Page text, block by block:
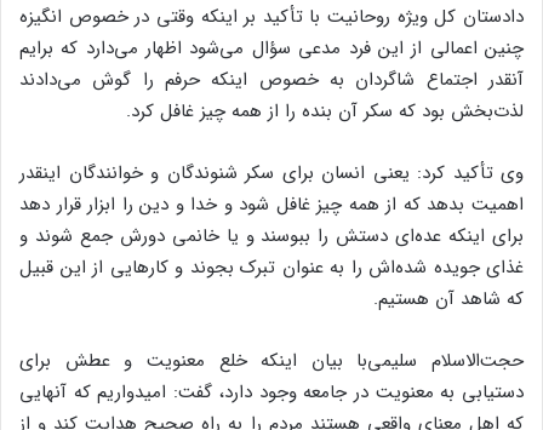
دادستان کل ویژه روحانیت با تأکید بر اینکه وقتی در خصوص انگیزه
چنین اعمالی از این فرد مدعی سؤال می‌شود اظهار می‌دارد که برایم
آنقدر اجتماع شاگردان به خصوص اینکه حرفم را گوش می‌دادند
لذت‌بخش بود که سکر آن بنده را از همه چیز غافل کرد.
وی تأکید کرد: یعنی انسان برای سکر شنوندگان و خوانندگان اینقدر
اهمیت بدهد که از همه چیز غافل شود و خدا و دین را ابزار قرار دهد
برای اینکه عده‌ای دستش را ببوسند و یا خانمی دورش جمع شوند و
غذای جویده ‌شده‌اش را به عنوان تبرک بجوند و کارهایی از این قبیل
که شاهد آن هستیم.
حجت‌الاسلام سلیمی‌با بیان اینکه خلع معنویت و عطش برای
دستیابی به معنویت در جامعه وجود دارد، گفت: امیدواریم که آنهایی
که اهل معنای واقعی هستند مردم را به راه صحیح هدایت کند و از